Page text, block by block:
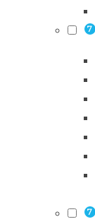
7
7